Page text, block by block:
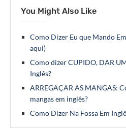
You Might Also Like
Como Dizer Eu que Mando
aqui)
Como dizer CUPIDO, DAR
Inglês?
ARREGAÇAR AS MANGAS:
mangas em inglês?
Como Dizer Na Fossa Em